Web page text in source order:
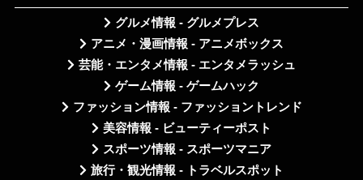
グルメ情報 - グルメプレス
アニメ・漫画情報 - アニメボックス
芸能・エンタメ情報 - エンタメラッシュ
ゲーム情報 - ゲームハック
ファッション情報 - ファッショントレンド
美容情報 - ビューティーポスト
スポーツ情報 - スポーツマニア
旅行・観光情報 - トラベルスポット